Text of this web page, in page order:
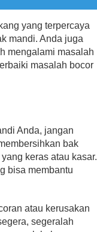
yang terpercaya
mandi. Anda juga
mengalami masalah
masalah bocor
Anda, jangan
bak
keras atau kasar.
bisa membantu
atau kerusakan
segeralah